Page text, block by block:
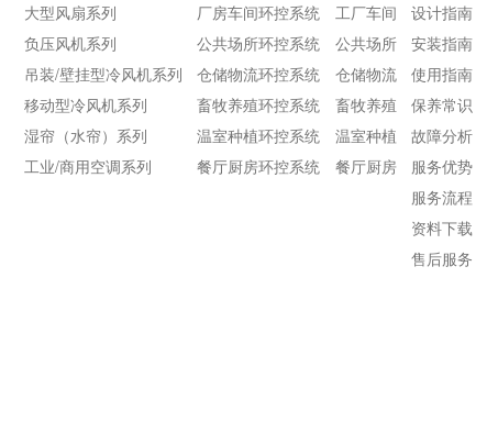
大型风扇系列
负压风机系列
吊装/壁挂型冷风机系列
移动型冷风机系列
湿帘（水帘）系列
工业/商用空调系列
厂房车间环控系统
公共场所环控系统
仓储物流环控系统
畜牧养殖环控系统
温室种植环控系统
餐厅厨房环控系统
工厂车间
公共场所
仓储物流
畜牧养殖
温室种植
餐厅厨房
设计指南
安装指南
使用指南
保养常识
故障分析
服务优势
服务流程
资料下载
售后服务